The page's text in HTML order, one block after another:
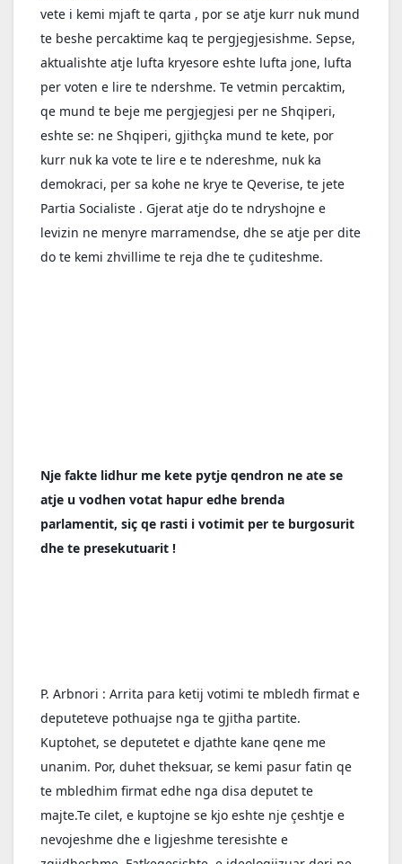
vete i kemi mjaft te qarta , por se atje kurr nuk mund
te beshe percaktime kaq te pergjegjesishme. Sepse,
aktualishte atje lufta kryesore eshte lufta jone, lufta
per voten e lire te ndershme. Te vetmin percaktim,
qe mund te beje me pergjegjesi per ne Shqiperi,
eshte se: ne Shqiperi, gjithçka mund te kete, por
kurr nuk ka vote te lire e te ndereshme, nuk ka
demokraci, per sa kohe ne krye te Qeverise, te jete
Partia Socialiste . Gjerat atje do te ndryshojne e
levizin ne menyre marramendse, dhe se atje per dite
do te kemi zhvillime te reja dhe te çuditeshme.
Nje fakte lidhur me kete pytje qendron ne ate se
atje u vodhen votat hapur edhe brenda
parlamentit, siç qe rasti i votimit per te burgosurit
dhe te presekutuarit !
P. Arbnori : Arrita para ketij votimi te mbledh firmat e
deputeteve pothuajse nga te gjitha partite.
Kuptohet, se deputetet e djathte kane qene me
unanim. Por, duhet theksuar, se kemi pasur fatin qe
te mbledhim firmat edhe nga disa deputet te
majte.Te cilet, e kuptojne se kjo eshte nje çeshtje e
nevojeshme dhe e ligjeshme teresishte e